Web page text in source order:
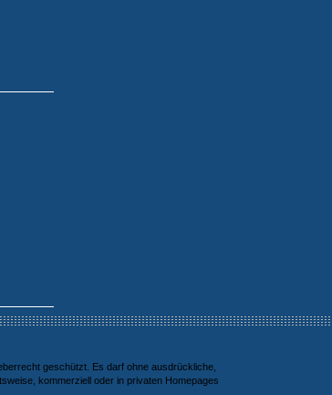
geschützt. Es darf ohne ausdrückliche,
kommerziell oder in privaten Homepages